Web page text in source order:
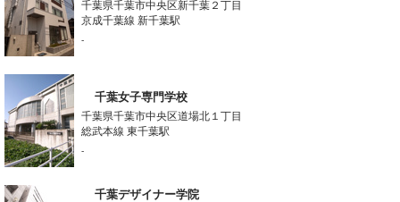
千葉県千葉市中央区新千葉２丁目
京成千葉線 新千葉駅
-
千葉女子専門学校
千葉県千葉市中央区道場北１丁目
総武本線 東千葉駅
-
千葉デザイナー学院